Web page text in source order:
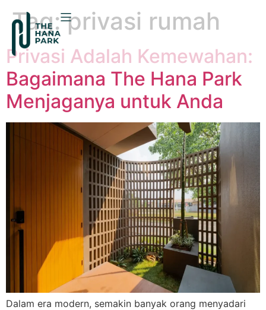
Tag:privasi rumah
Privasi Adalah Kemewahan:
Bagaimana The Hana Park
Menjaganya untuk Anda
Dalam era modern, semakin banyak orang menyadari